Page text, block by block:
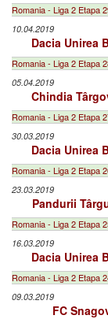
Romania - Liga 2 Etapa
10.04.2019
Dacia Unirea
Romania - Liga 2 Etapa
05.04.2019
Chindia
Romania - Liga 2 Etapa
30.03.2019
Dacia Unirea
Romania - Liga 2 Etapa
23.03.2019
Pandurii
Romania - Liga 2 Etapa
16.03.2019
Dacia Unirea
Romania - Liga 2 Etapa
09.03.2019
FC